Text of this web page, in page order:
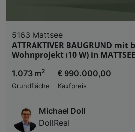
5163 Mattsee
ATTRAKTIVER BAUGRUND
Wohnprojekt (10 W) in
1.073 m2
Grundfläche
€ 990.000,00
Kaufpreis
Michael Doll
DollReal